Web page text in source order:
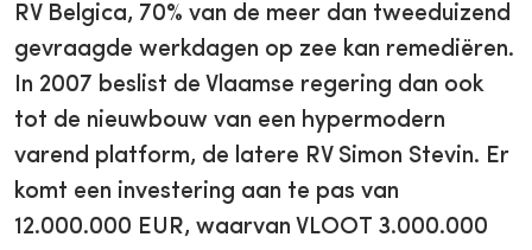
RV Belgica, 70% van de meer dan tweeduizend
gevraagde werkdagen op zee kan remediëren.
In 2007 beslist de Vlaamse regering dan ook
tot de nieuwbouw van een hypermodern
varend platform, de latere RV Simon Stevin. Er
komt een investering aan te pas van
12.000.000 EUR, waarvan VLOOT 3.000.000